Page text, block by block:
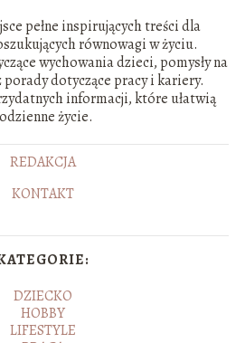
pełne inspirujących treści dla
równowagi w życiu.
wychowania dzieci, pomysły na
dotyczące pracy i kariery.
informacji, które ułatwią
życie.
REDAKCJA
KONTAKT
DZIECKO
HOBBY
LIFESTYLE